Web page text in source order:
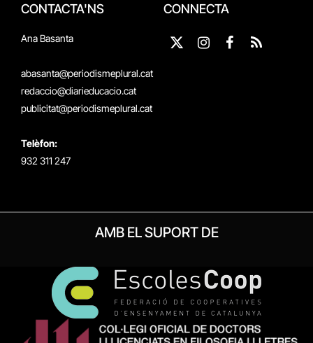
CONTACTA'NS
Ana Basanta
abasanta@periodismeplural.cat
redaccio@diarieducacio.cat
publicitat@periodismeplural.cat
Telèfon:
932 311 247
CONNECTA
X
Instagram
Facebook
RSS
AMB EL SUPORT DE